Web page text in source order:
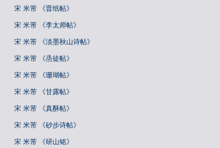
宋 米芾 《晋纸帖》
宋 米芾 《李太师帖》
宋 米芾 《淡墨秋山诗帖》
宋 米芾 《烝徒帖》
宋 米芾 《珊瑚帖》
宋 米芾 《甘露帖》
宋 米芾 《真酥帖》
宋 米芾 《砂步诗帖》
宋 米芾 《研山铭》